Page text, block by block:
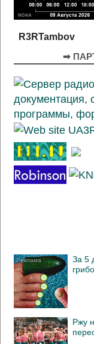
R3RTambov
➡
За 5
Ржу